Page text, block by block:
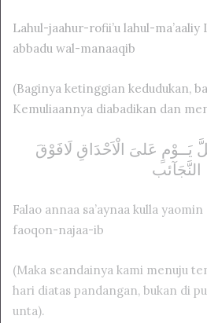
Lahul-jaahur-rofii’u lahul-
abbadu wal-manaaqib
(Baginya ketinggian kedudukan,
Kemuliaannya diabadikan dan
ﻳَــﻮْﻡٍ ﻋَﻠﻰَ ﺍﻟْﺎَﺣْﺪَﺍﻕِ ﻟَﺎﻓَﻮْﻕَ
ﺍﻟﻨَّﺠَﺂئب
Falao annaa sa’aynaa kulla yaomin
faoqon-najaa-ib
(Maka seandainya kami menuju
hari diatas pandangan, bukan di
unta).